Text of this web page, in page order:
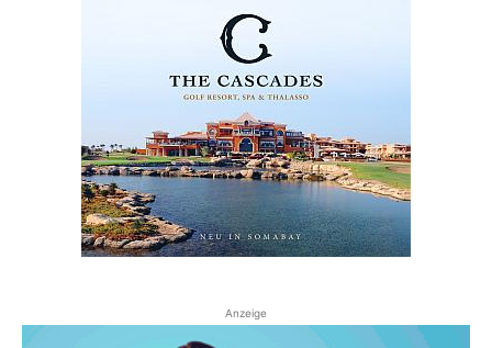
Anzeige